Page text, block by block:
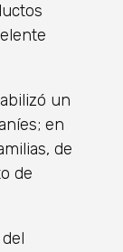
un
en
de
de